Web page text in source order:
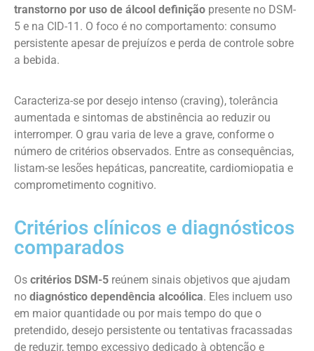
transtorno por uso de álcool definição presente no DSM-
5 e na CID-11. O foco é no comportamento: consumo
persistente apesar de prejuízos e perda de controle sobre
a bebida.
Caracteriza-se por desejo intenso (craving), tolerância
aumentada e sintomas de abstinência ao reduzir ou
interromper. O grau varia de leve a grave, conforme o
número de critérios observados. Entre as consequências,
listam-se lesões hepáticas, pancreatite, cardiomiopatia e
comprometimento cognitivo.
Critérios clínicos e diagnósticos
comparados
Os critérios DSM-5 reúnem sinais objetivos que ajudam
no diagnóstico dependência alcoólica. Eles incluem uso
em maior quantidade ou por mais tempo do que o
pretendido, desejo persistente ou tentativas fracassadas
de reduzir, tempo excessivo dedicado à obtenção e